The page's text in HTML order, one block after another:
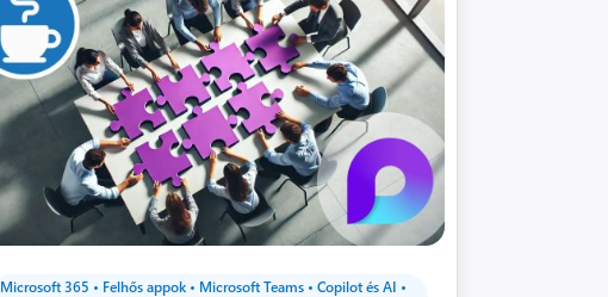
Microsoft 365 • Felhős appok • Microsoft Teams • Copilot és AI •